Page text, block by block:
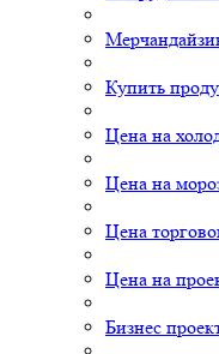
Купить
Цена на
Цена на
Цена
Цена на
Бизнес